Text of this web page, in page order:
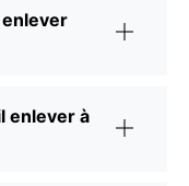
enlever
enlever à